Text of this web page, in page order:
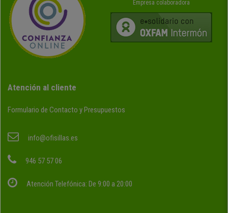
Empresa colaboradora
Atención al cliente
Formulario de Contacto y Presupuestos
info@ofisillas.es
946 57 57 06
Atención Telefónica: De 9:00 a 20:00